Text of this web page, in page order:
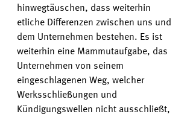
hinwegtäuschen, dass weiterhin
etliche Differenzen zwischen uns und
dem Unternehmen bestehen. Es ist
weiterhin eine Mammutaufgabe, das
Unternehmen von seinem
eingeschlagenen Weg, welcher
Werksschließungen und
Kündigungswellen nicht ausschließt,